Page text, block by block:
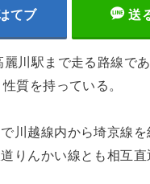
てブ 送
川駅まで走る路線で
質を持っている。
川越線内から埼京線
りんかい線とも相互直